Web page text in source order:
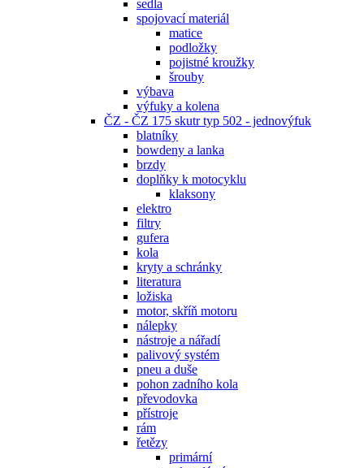
sedla
spojovací materiál
matice
podložky
pojistné kroužky
šrouby
výbava
výfuky a kolena
ČZ - ČZ 175 skutr typ 502 - jednovýfuk
blatníky
bowdeny a lanka
brzdy
doplňky k motocyklu
klaksony
elektro
filtry
gufera
kola
kryty a schránky
literatura
ložiska
motor, skříň motoru
nálepky
nástroje a nářadí
palivový systém
pneu a duše
pohon zadního kola
převodovka
přístroje
rám
řetězy
primární